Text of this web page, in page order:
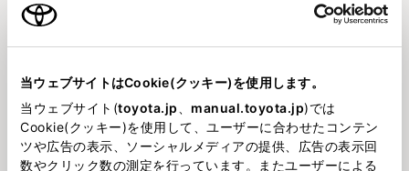
当ウェブサイトはCookie(クッキー)を使用します。
当ウェブサイト(toyota.jp manual.toyota.jp)では
Cookie(クッキー)を使用して、ユーザーに合わせたコンテン
ツや広告の表示、ソーシャルメディアの提供、広告の表示回
数やクリック数の測定を行っています。またユーザーによる
～展示車両のご紹介～ ～展示車両のご紹介～